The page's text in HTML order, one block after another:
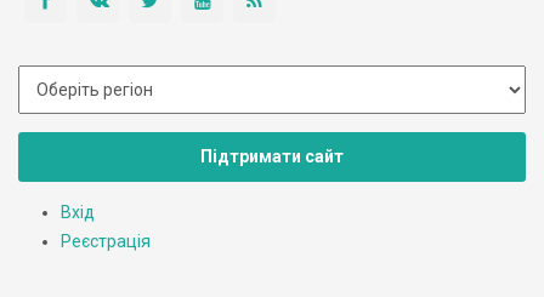
Підтримати сайт
Вхід
Реєстрація